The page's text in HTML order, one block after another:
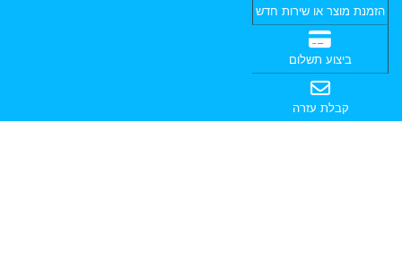
הזמנת מוצר או שירות חדש
ביצוע תשלום
קבלת עזרה